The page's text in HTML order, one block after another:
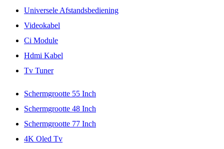
Universele Afstandsbediening
Videokabel
Ci Module
Hdmi Kabel
Tv Tuner
Schermgrootte 55 Inch
Schermgrootte 48 Inch
Schermgrootte 77 Inch
4K Oled Tv